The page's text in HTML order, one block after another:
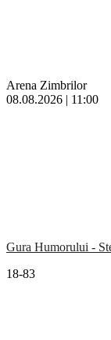
Arena Zimbrilor
08.08.2026 | 11:00
Gura Humorului -
18-83